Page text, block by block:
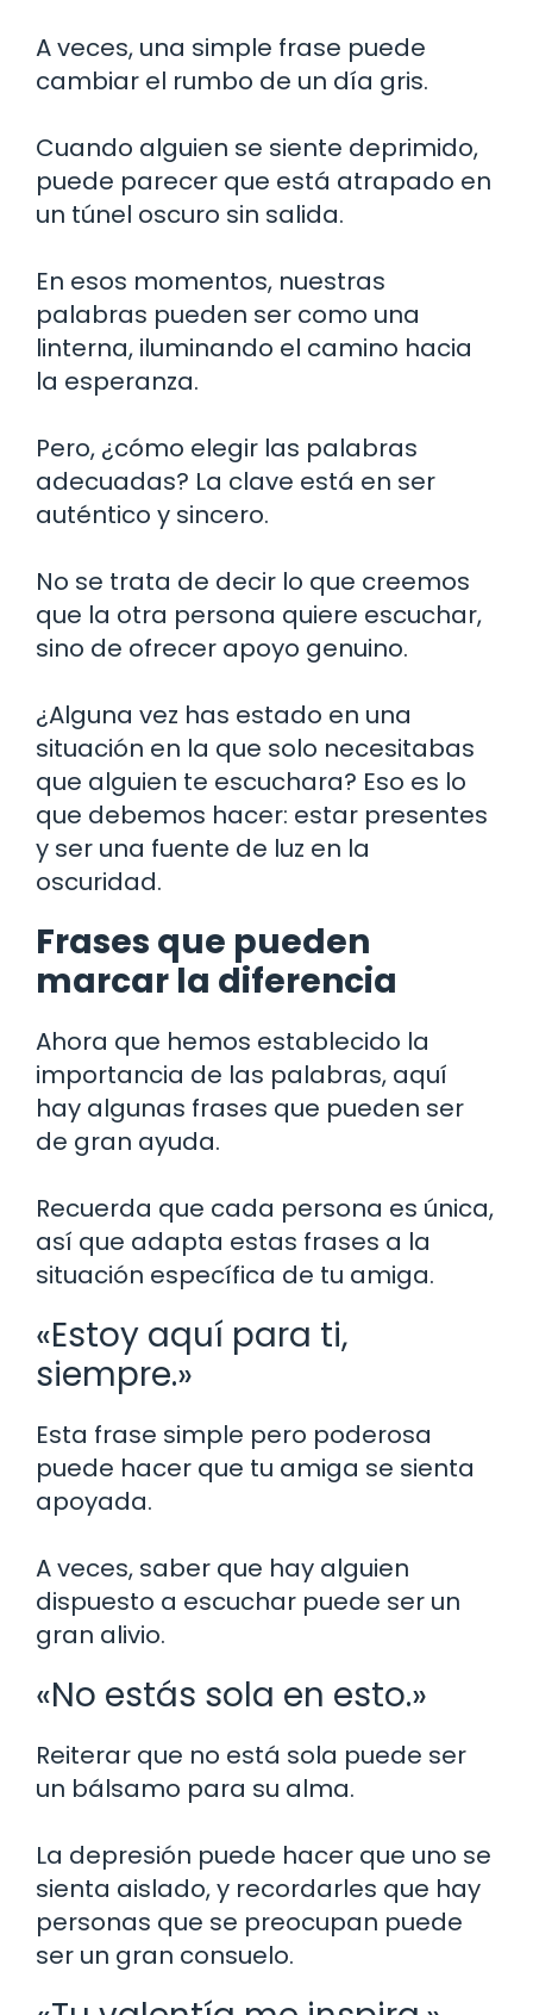
A veces, una simple frase puede
cambiar el rumbo de un día gris.
Cuando alguien se siente deprimido,
puede parecer que está atrapado en
un túnel oscuro sin salida.
En esos momentos, nuestras
palabras pueden ser como una
linterna, iluminando el camino hacia
la esperanza.
Pero, ¿cómo elegir las palabras
adecuadas? La clave está en ser
auténtico y sincero.
No se trata de decir lo que creemos
que la otra persona quiere escuchar,
sino de ofrecer apoyo genuino.
¿Alguna vez has estado en una
situación en la que solo necesitabas
que alguien te escuchara? Eso es lo
que debemos hacer: estar presentes
y ser una fuente de luz en la
oscuridad.
Frases que pueden
marcar la diferencia
Ahora que hemos establecido la
importancia de las palabras, aquí
hay algunas frases que pueden ser
de gran ayuda.
Recuerda que cada persona es única,
así que adapta estas frases a la
situación específica de tu amiga.
«Estoy aquí para ti,
siempre.»
Esta frase simple pero poderosa
puede hacer que tu amiga se sienta
apoyada.
A veces, saber que hay alguien
dispuesto a escuchar puede ser un
gran alivio.
«No estás sola en esto.»
Reiterar que no está sola puede ser
un bálsamo para su alma.
La depresión puede hacer que uno se
sienta aislado, y recordarles que hay
personas que se preocupan puede
ser un gran consuelo.